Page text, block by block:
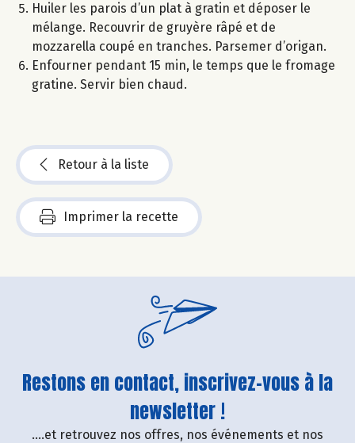
Huiler les parois d’un plat à gratin et déposer le
mélange. Recouvrir de gruyère râpé et de
mozzarella coupé en tranches. Parsemer d’origan.
Enfourner pendant 15 min, le temps que le fromage
gratine. Servir bien chaud.
Retour à la liste
Imprimer la recette
Restons en contact, inscrivez-vous à la
newsletter !
....et retrouvez nos offres, nos événements et nos